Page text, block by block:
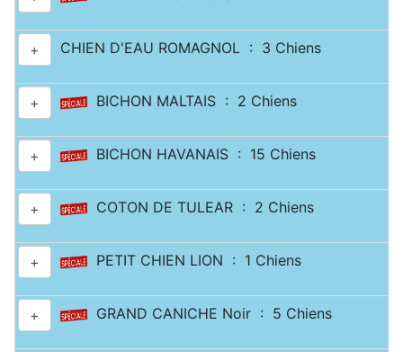
+ CHIEN D'EAU ROMAGNOL : 3 Chiens
+ BICHON MALTAIS : 2 Chiens
+ BICHON HAVANAIS : 15 Chiens
+ COTON DE TULEAR : 2 Chiens
+ PETIT CHIEN LION : 1 Chiens
+ GRAND CANICHE Noir : 5 Chiens